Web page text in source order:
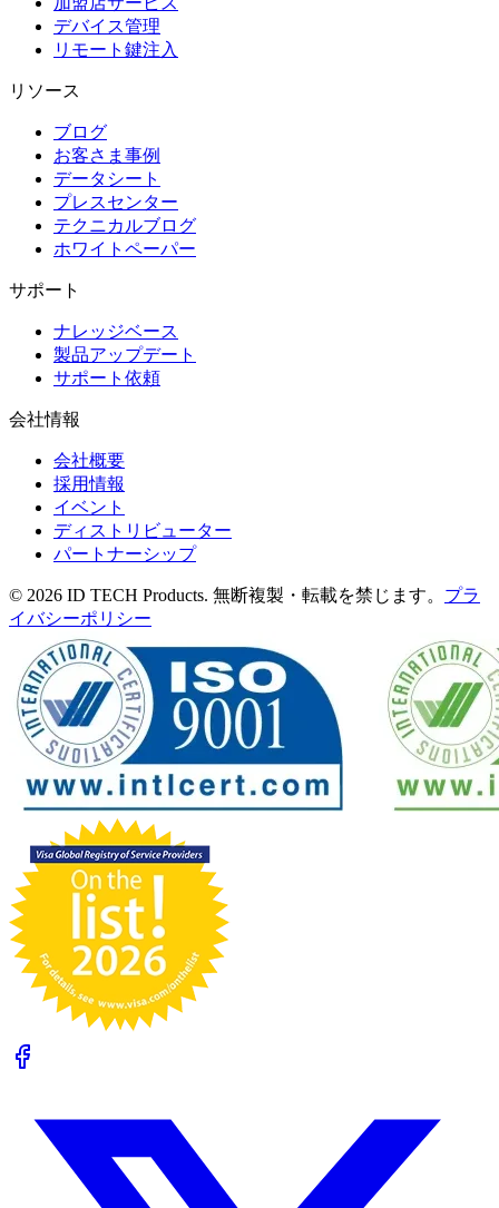
デバイス管理
リモート鍵注入
リソース
ブログ
お客さま事例
データシート
プレスセンター
テクニカルブログ
ホワイトペーパー
サポート
ナレッジベース
製品アップデート
サポート依頼
会社情報
会社概要
採用情報
イベント
ディストリビューター
パートナーシップ
© 2026 ID TECH Products. 無断複製・転載を禁じます。 プラ
イバシーポリシー